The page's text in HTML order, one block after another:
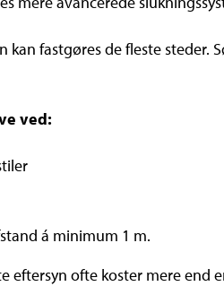
fastgøres de fleste steder.
ved:
á minimum 1 m.
eftersyn ofte koster mere end